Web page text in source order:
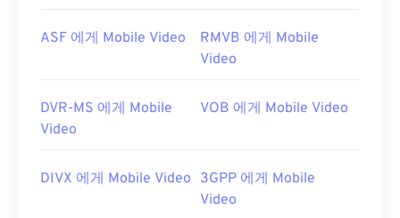
전/windows/desktop/windows-media-center-
sdk/bb188788(v=msdn.10)
ASF 에게 Mobile Video
RMVB 에게 Mobile
Video
DVR-MS 에게 Mobile
Video
VOB 에게 Mobile Video
DIVX 에게 Mobile Video 3GPP 에게 Mobile
Video